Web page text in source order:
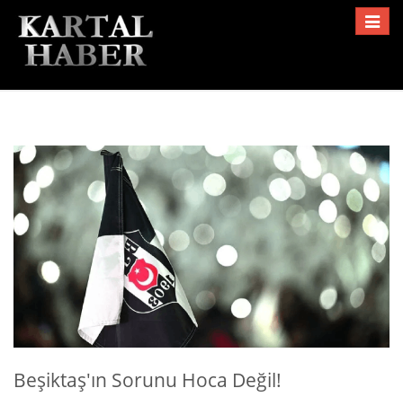
Toggle
Beşiktaş'ın Sorunu Hoca Değil!